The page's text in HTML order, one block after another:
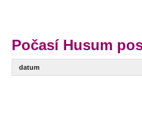
Počasí Husum
datum